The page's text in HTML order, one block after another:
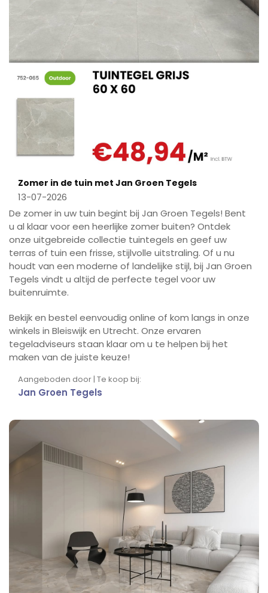
Zomer in de tuin met Jan Groen Tegels
13-07-2026
De zomer in uw tuin begint bij Jan Groen Tegels! Bent
u al klaar voor een heerlijke zomer buiten? Ontdek
onze uitgebreide collectie tuintegels en geef uw
terras of tuin een frisse, stijlvolle uitstraling. Of u nu
houdt van een moderne of landelijke stijl, bij Jan Groen
Tegels vindt u altijd de perfecte tegel voor uw
buitenruimte.
Bekijk en bestel eenvoudig online of kom langs in onze
winkels in Bleiswijk en Utrecht. Onze ervaren
tegeladviseurs staan klaar om u te helpen bij het
maken van de juiste keuze!
Aangeboden door | Te koop bij:
Jan Groen Tegels